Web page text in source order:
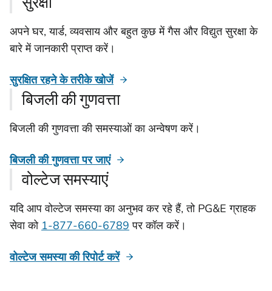
अपने घर, यार्ड, व्यवसाय और बहुत कुछ में गैस और विद्युत सुरक्षा के
बारे में जानकारी प्राप्त करें।
सुरक्षित रहने के तरीके खोजें
बिजली की गुणवत्ता
बिजली की गुणवत्ता की समस्याओं का अन्वेषण करें।
बिजली की गुणवत्ता पर जाएं
वोल्टेज समस्याएं
यदि आप वोल्टेज समस्या का अनुभव कर रहे हैं, तो PG&E ग्राहक
सेवा को 1-877-660-6789 पर कॉल करें।
वोल्टेज समस्या की रिपोर्ट करें